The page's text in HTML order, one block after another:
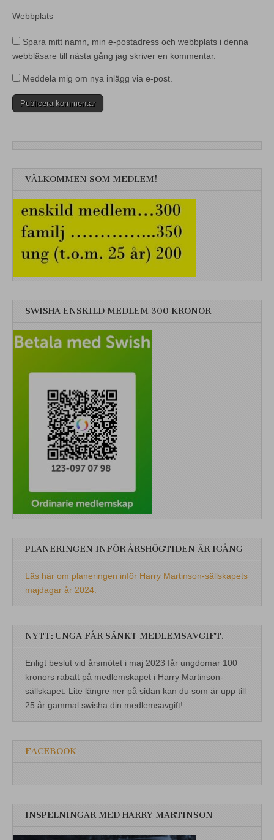
Webbplats
Spara mitt namn, min e-postadress och webbplats i denna
webbläsare till nästa gång jag skriver en kommentar.
Meddela mig om nya inlägg via e-post.
VÄLKOMMEN SOM MEDLEM!
SWISHA ENSKILD MEDLEM 300 KRONOR
PLANERINGEN INFÖR ÅRSHÖGTIDEN ÄR IGÅNG
Läs här om planeringen inför Harry Martinson-sällskapets
majdagar år 2024.
NYTT: UNGA FÅR SÄNKT MEDLEMSAVGIFT.
Enligt beslut vid årsmötet i maj 2023 får ungdomar 100
kronors rabatt på medlemskapet i Harry Martinson-
sällskapet. Lite längre ner på sidan kan du som är upp till
25 år gammal swisha din medlemsavgift!
FACEBOOK
INSPELNINGAR MED HARRY MARTINSON